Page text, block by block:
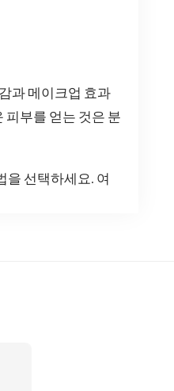
과 메이크업 효과
피부를 얻는 것은 분
을 선택하세요. 여